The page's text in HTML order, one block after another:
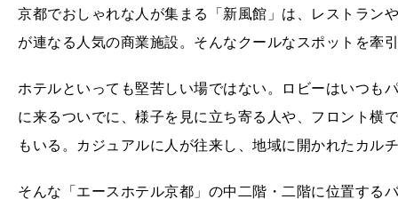
京都でおしゃれな人が集まる「新風館」は、レストラン
が連なる人気の商業施設。そんなクールなスポットを牽
ホテルといっても堅苦しい場ではない。ロビーはいつも
に来るついでに、様子を見に立ち寄る人や、フロント横
もいる。カジュアルに人が往来し、地域に開かれたカル
そんな「エースホテル京都」の中二階・二階に位置する